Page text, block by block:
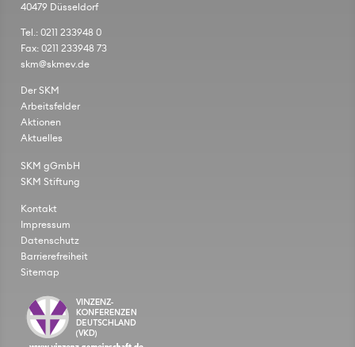
40479 Düsseldorf
Tel.: 0211 233948 0
Fax: 0211 233948 73
skm@skmev.de
Der SKM
Arbeitsfelder
Aktionen
Aktuelles
SKM gGmbH
SKM Stiftung
Kontakt
Impressum
Datenschutz
Barrierefreiheit
Sitemap